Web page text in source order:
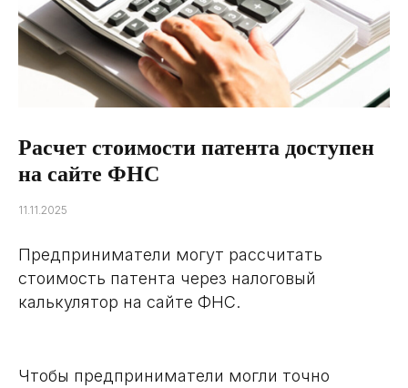
Расчет стоимости патента доступен
на сайте ФНС
11.11.2025
Предприниматели могут рассчитать
стоимость патента через налоговый
калькулятор на сайте ФНС.
Чтобы предприниматели могли точно